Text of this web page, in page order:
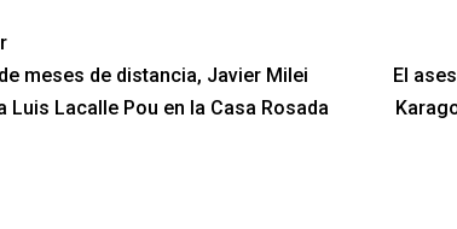
meses de distancia, Javier Milei
Luis Lacalle Pou en la Casa Rosada
El